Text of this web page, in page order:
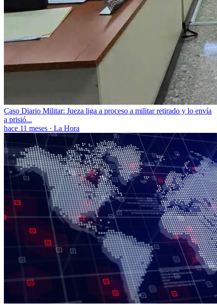
Caso Diario Militar: Jueza liga a proceso a militar retirado y lo envía
a prisió...
hace 11 meses · La Hora